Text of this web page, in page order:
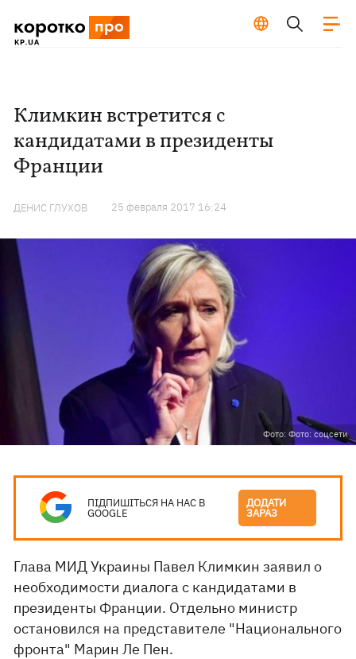
Климкин встретится с
кандидатами в президенты
Франции
ДЕНИС ГЛУХОВ 25 февраля 2017 16:24
Фото: Фото: соцсети
ПІДПИШІТЬСЯ НА НАС В
GOOGLE
ДОДАТИ
ЗАРАЗ
Глава МИД Украины Павел Климкин заявил о
необходимости диалога с кандидатами в
президенты Франции. Отдельно министр
остановился на представителе "Национального
фронта" Марин Ле Пен.